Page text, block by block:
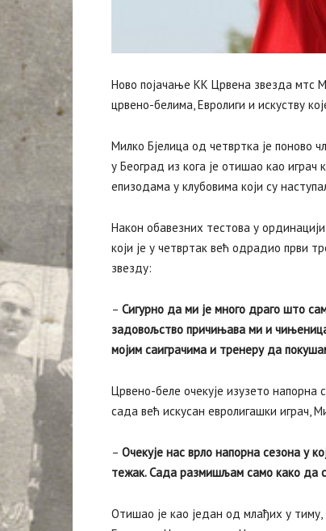
Ново појачање КК Црвена звезда мтс
црвено-белима, Евролиги и искуству
Милко Бјелица од четвртка је поново
у Београд из кога је отишао као играч
епизодама у клубовима који су
Након обавезних тестова у
који је у четвртак већ одрадио први
звезду:
– Сигурно да ми је много драго што
задовољство причињава ми и
мојим саиграчима и тренеру да
Црвено-беле очекује изузето напорна
сада већ искусан евролигашки играч,
– Очекује нас врло напорна сезона у
тежак. Сада размишљам само како да
Отишао је као један од млађих у тиму,